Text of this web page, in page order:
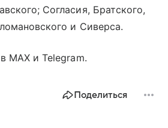
Согласия, Братского,
и Сиверса.
MAX и Telegram.
Поделиться